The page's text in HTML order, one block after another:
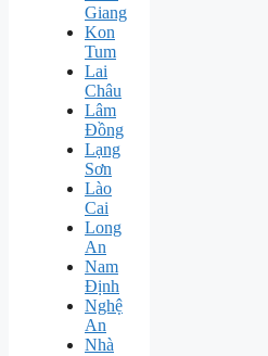
Giang
Kon
Tum
Lai
Châu
Lâm
Đồng
Lạng
Sơn
Lào
Cai
Long
An
Nam
Định
Nghệ
An
Nhà